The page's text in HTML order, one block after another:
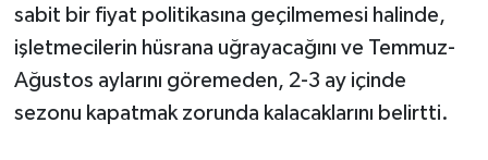
sabit bir fiyat politikasına geçilmemesi halinde,
işletmecilerin hüsrana uğrayacağını ve Temmuz-
Ağustos aylarını göremeden, 2-3 ay içinde
sezonu kapatmak zorunda kalacaklarını belirtti.